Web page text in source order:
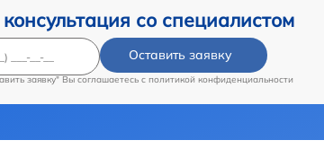
со специалистом
Оставить заявку
заявку" Вы соглашаетесь c политикой конфиденциальности